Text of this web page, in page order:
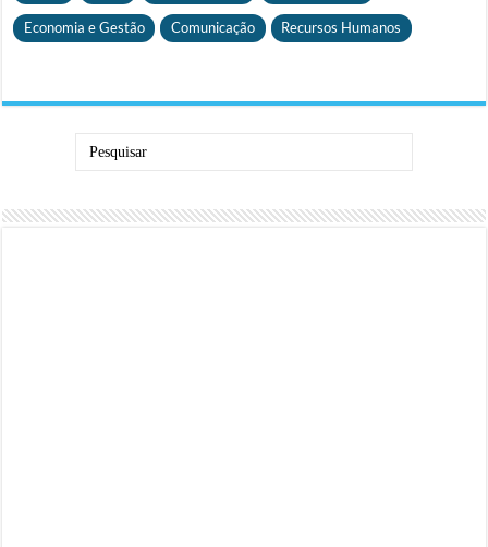
Economia e Gestão Comunicação Recursos Humanos